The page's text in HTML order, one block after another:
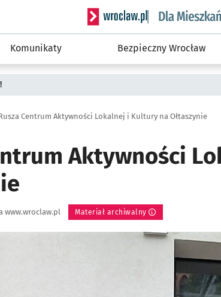
Serwis informacyjny
Komunikaty Bezpieczny Wrocław
Centrum Aktywności Lokalnej i Kultury na Ołtaszynie
Aktywności
www.wroclaw.pl Materiał archiwalny